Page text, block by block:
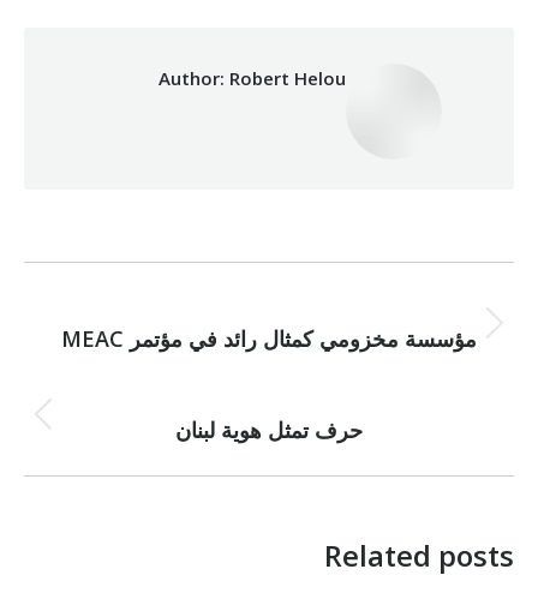
Author: Robert Helou
navigation
Previous
حرف تمثل هوية لبنان
Next
مؤسسة مخزومي كمثال رائد في مؤتمر MEAC
Related posts